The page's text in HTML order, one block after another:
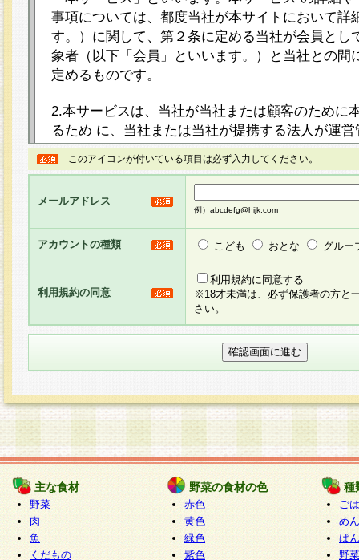
事項については、都度当社が本サイトにおいて詳
す。）に関して、第２条に定める当社が会員とし
象者（以下「会員」といいます。）と当社との間
定めるものです。
2.本サービスは、当社が当社または顧客のために
るため に、当社または当社が提携する法人が運
ト（以下「本サイト」といいます。）上に本サー
ージを設け、会員がアンケー ト調査に回答する
し、その結果を当社が集計・分析その他の利用を
るものです。なお、本サービスは、それぞれの目
員に対して本サービスの依頼を行うこともあり、
た全ての会員に対して本サービスの依頼をすると
りま す。
3.当社は、会員の事前の承諾を得ることなく、当
方 法・手段にて、本規約を任意に制定、変更ま
きるものとします。改定後の本規約等は、本規約
に掲示したときに、その 他の諸規定については
てその効力を生じるものとします。
4.本規約は、会員登録希望者による会員登録手続
の当社による会員登録の承認が完了した時点で会
たものとみなされ、会員に対して適用されるもの
5.当社がお聞きする個人情報は、すべて会員登録
で提 供いただいたものと考えております。従っ
自らの個人情報の提供を希望されない場合には、
このアイコンが付いている項目は必ず入力してください。
メールアドレス
例）abcdefg@hijk.com
アカウントの種類 こども おとな グルー
利用規約の同意
利用規約に同意する
※18才未満は、必ず保護者の方と
さい。
主な食材
野菜
肉
魚
くだもの
野菜の食材の色
赤色
黄色
緑色
紫色
種
ご
めん
ぱん
野